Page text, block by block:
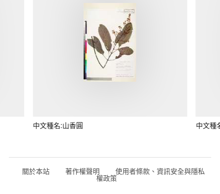
中文種名:山香圓 中文種
關於本站 著作權聲明 使用者條款、資訊安全與隱私
權政策